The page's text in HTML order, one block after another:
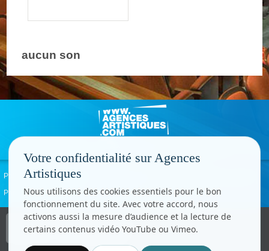
aucun son
Politique de confidentialité
Paramètres cookies
Copyright © CC.Comunication
Tous droits réservés
Votre confidentialité sur Agences
Artistiques
Nous utilisons des cookies essentiels pour le bon
fonctionnement du site. Avec votre accord, nous
activons aussi la mesure d’audience et la lecture de
certains contenus vidéo YouTube ou Vimeo.